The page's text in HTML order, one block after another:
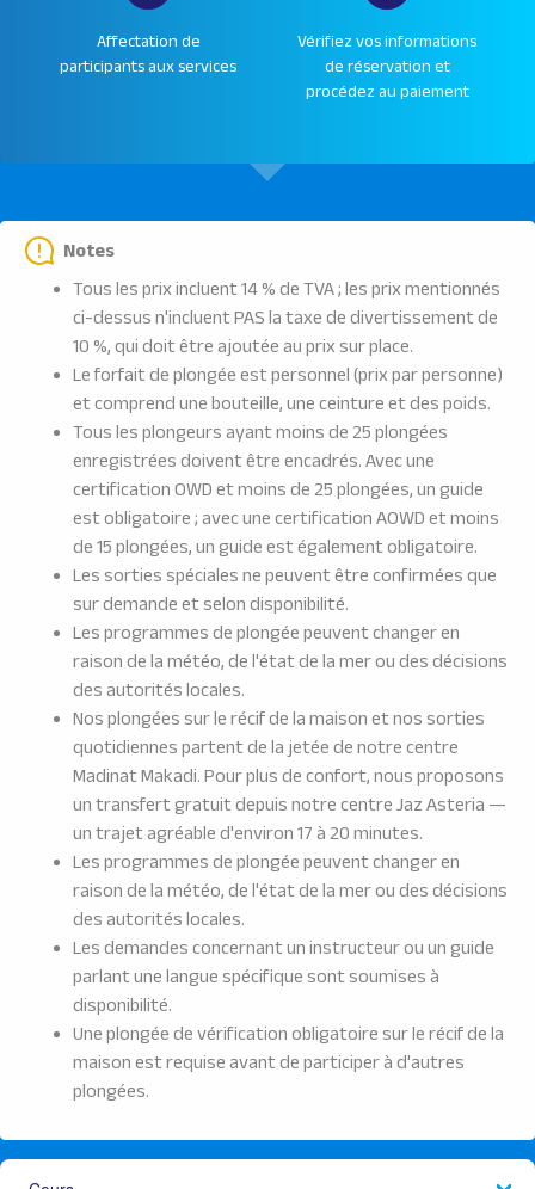
Affectation de
participants aux services
Vérifiez vos informations
de réservation et
procédez au paiement
Notes
Tous les prix incluent 14 % de TVA ; les prix mentionnés
ci-dessus n'incluent PAS la taxe de divertissement de
10 %, qui doit être ajoutée au prix sur place.
Le forfait de plongée est personnel (prix par personne)
et comprend une bouteille, une ceinture et des poids.
Tous les plongeurs ayant moins de 25 plongées
enregistrées doivent être encadrés. Avec une
certification OWD et moins de 25 plongées, un guide
est obligatoire ; avec une certification AOWD et moins
de 15 plongées, un guide est également obligatoire.
Les sorties spéciales ne peuvent être confirmées que
sur demande et selon disponibilité.
Les programmes de plongée peuvent changer en
raison de la météo, de l'état de la mer ou des décisions
des autorités locales.
Nos plongées sur le récif de la maison et nos sorties
quotidiennes partent de la jetée de notre centre
Madinat Makadi. Pour plus de confort, nous proposons
un transfert gratuit depuis notre centre Jaz Asteria —
un trajet agréable d'environ 17 à 20 minutes.
Les programmes de plongée peuvent changer en
raison de la météo, de l'état de la mer ou des décisions
des autorités locales.
Les demandes concernant un instructeur ou un guide
parlant une langue spécifique sont soumises à
disponibilité.
Une plongée de vérification obligatoire sur le récif de la
maison est requise avant de participer à d'autres
plongées.